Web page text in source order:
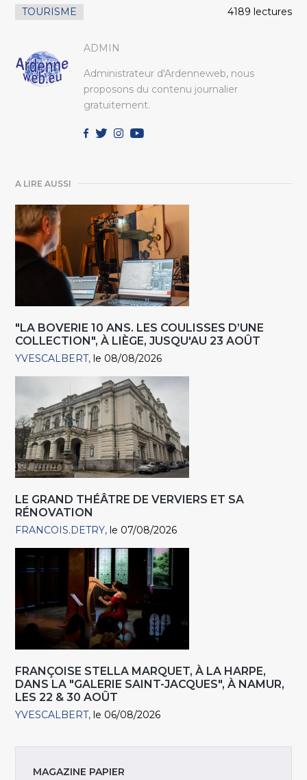
TOURISME 4189 lectures
ADMIN
Administrateur d'Ardenneweb, nous
proposons du contenu journalier
gratuitement.
A LIRE AUSSI
"LA BOVERIE 10 ANS. LES COULISSES D’UNE
COLLECTION", À LIÈGE, JUSQU'AU 23 AOÛT
YVESCALBERT le 08/08/2026
LE GRAND THÉÂTRE DE VERVIERS ET SA
RÉNOVATION
FRANCOIS.DETRY le 07/08/2026
FRANÇOISE STELLA MARQUET, À LA HARPE,
DANS LA "GALERIE SAINT-JACQUES", À NAMUR,
LES 22 & 30 AOÛT
YVESCALBERT le 06/08/2026
MAGAZINE PAPIER